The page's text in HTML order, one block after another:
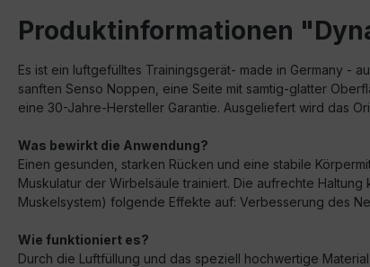
Produktinformationen
Es ist ein luftgefülltes Trainingsgerät- made in Germany -
sanften Senso Noppen, eine Seite mit samtig-glatter
eine 30-Jahre-Hersteller Garantie. Ausgeliefert wird das
Was bewirkt die Anwendung?
Einen gesunden, starken Rücken und eine stabile
Muskulatur der Wirbelsäule trainiert. Die aufrechte
Muskelsystem) folgende Effekte auf: Verbesserung des
Wie funktioniert es?
Durch die Luftfüllung und das speziell hochwertige